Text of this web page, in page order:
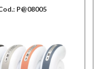
P@08005